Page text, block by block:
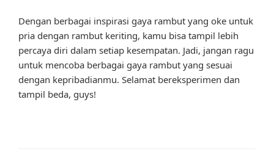
Dengan berbagai inspirasi gaya rambut yang oke untuk
pria dengan rambut keriting, kamu bisa tampil lebih
percaya diri dalam setiap kesempatan. Jadi, jangan ragu
untuk mencoba berbagai gaya rambut yang sesuai
dengan kepribadianmu. Selamat bereksperimen dan
tampil beda, guys!